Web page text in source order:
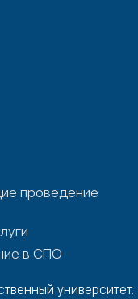
проведение
в СПО
университет.